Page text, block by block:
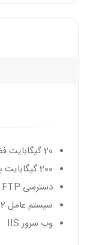
20 گیگابایت فضا
200 گیگابایت پهنای باند ماهیانه
دسترسی FTP نامحدود
سیستم عامل Windows Server 2022
وب سرور IIS